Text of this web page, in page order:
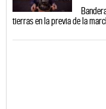
tierras en la previa de la